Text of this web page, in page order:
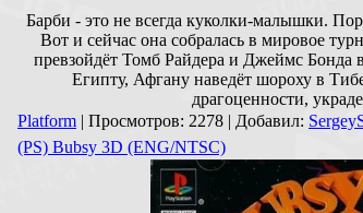
Барби - это не всегда куколки-малышки.
Вот и сейчас она собралась в мировое
превзойдёт Томб Райдера и Джеймс Бонда
Египту, Афгану наведёт шороху в
драгоценности,
Platform | Просмотров: 2278 | Добавил:
(PS) Bubsy 3D (ENG/NTSC)